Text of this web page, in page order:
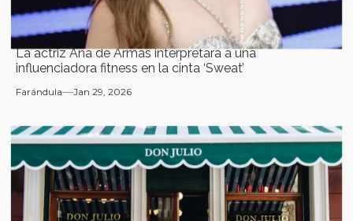
La actriz Ana de Armas interpretará a una
influenciadora fitness en la cinta ‘Sweat’
Farándula Jan 29, 2026